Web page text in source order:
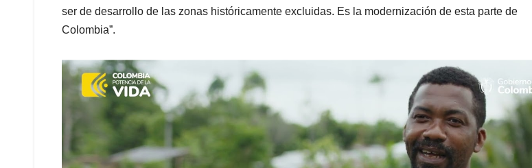
ser de desarrollo de las zonas históricamente excluidas. Es la modernización de esta parte de
Colombia”.